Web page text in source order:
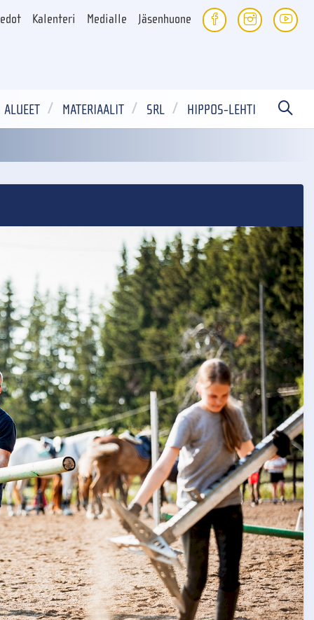
Kalenteri Medialle Jäsenhuone
ALUEET MATERIAALIT SRL HIPPOS-LEHTI